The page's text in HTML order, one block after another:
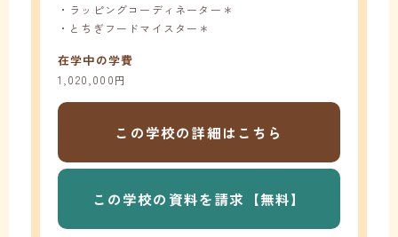
・ラッピングコーディネーター＊
・とちぎフードマイスター＊
在学中の学費
1,020,000円
この学校の詳細はこちら
この学校の資料を請求【無料】